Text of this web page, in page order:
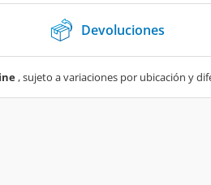
Devoluciones
, sujeto a variaciones por ubicación y